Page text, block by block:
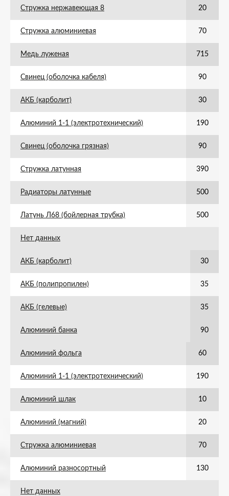
Стружка нержавеющая 8 20
Стружка алюминиевая 70
Медь луженая 715
Свинец (оболочка кабеля) 90
АКБ (карболит) 30
Алюминий 1-1 (электротехнический) 190
Свинец (оболочка грязная) 90
Стружка латунная 390
Радиаторы латунные 500
Латунь Л68 (бойлерная трубка) 500
Нет данных
АКБ (карболит) 30
АКБ (полипропилен) 35
АКБ (гелевые) 35
Алюминий банка 90
Алюминий фольга 60
Алюминий 1-1 (электротехнический) 190
Алюминий шлак 10
Алюминий (магний) 20
Стружка алюминиевая 70
Алюминий разносортный 130
Нет данных